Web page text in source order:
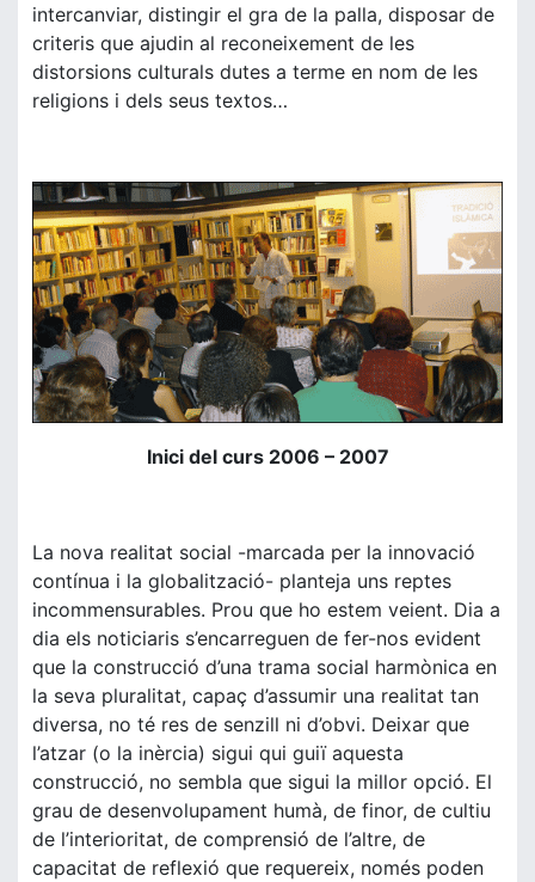
intercanviar, distingir el gra de la palla, disposar de
criteris que ajudin al reconeixement de les
distorsions culturals dutes a terme en nom de les
religions i dels seus textos…
Inici del curs 2006 – 2007
La nova realitat social -marcada per la innovació
contínua i la globalització- planteja uns reptes
incommensurables. Prou que ho estem veient. Dia a
dia els noticiaris s’encarreguen de fer-nos evident
que la construcció d’una trama social harmònica en
la seva pluralitat, capaç d’assumir una realitat tan
diversa, no té res de senzill ni d’obvi. Deixar que
l’atzar (o la inèrcia) sigui qui guiï aquesta
construcció, no sembla que sigui la millor opció. El
grau de desenvolupament humà, de finor, de cultiu
de l’interioritat, de comprensió de l’altre, de
capacitat de reflexió que requereix, només poden